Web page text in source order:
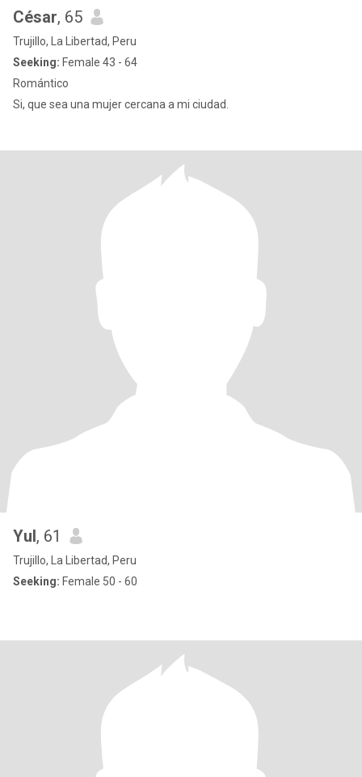
César, 65
Trujillo, La Libertad, Peru
Seeking: Female 43 - 64
Romántico
Si, que sea una mujer cercana a mi ciudad.
Yul, 61
Trujillo, La Libertad, Peru
Seeking: Female 50 - 60